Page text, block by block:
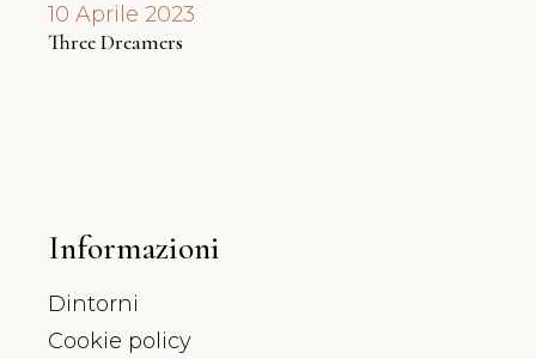
10 Aprile 2023
Three Dreamers
Informazioni
Dintorni
Cookie policy